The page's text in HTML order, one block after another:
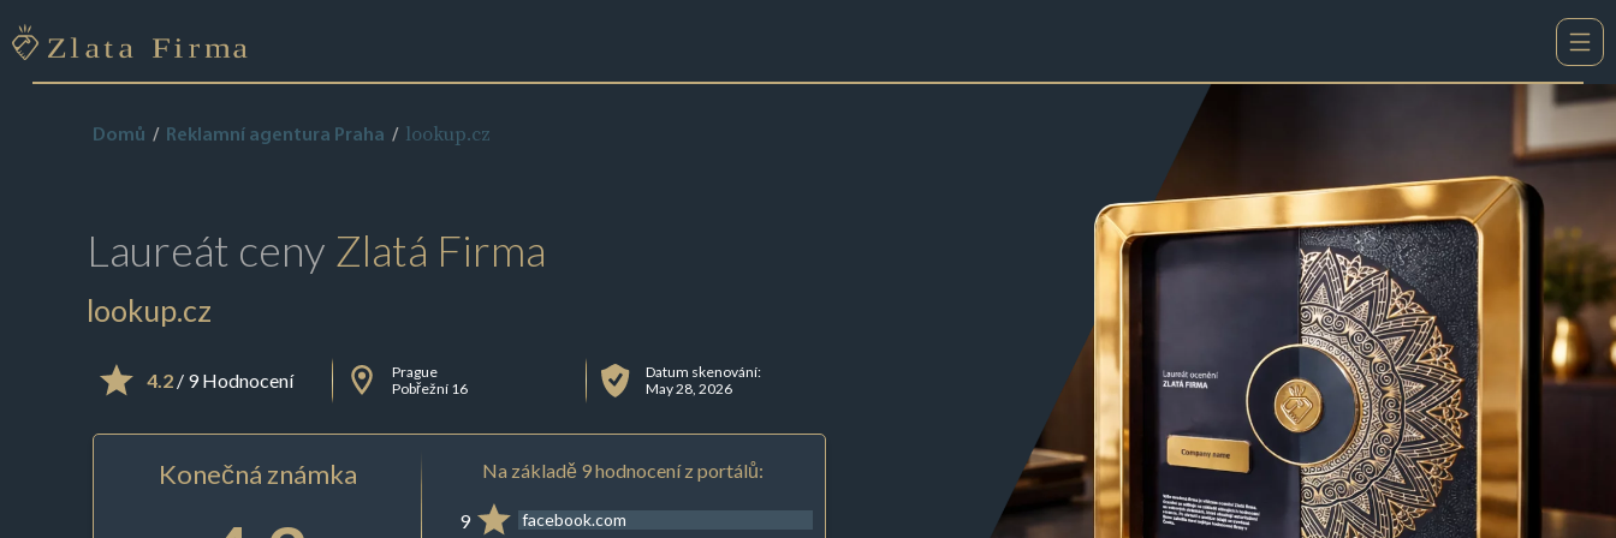
Domů Reklamní agentura Praha lookup.cz
Laureát ceny Zlatá Firma
lookup.cz
4.2/ 9 Hodnocení
Prague
Pobřežní 16
Datum skenování:
May 28, 2026
Konečná známka Na základě 9 hodnocení z portálů:
9 facebook.com